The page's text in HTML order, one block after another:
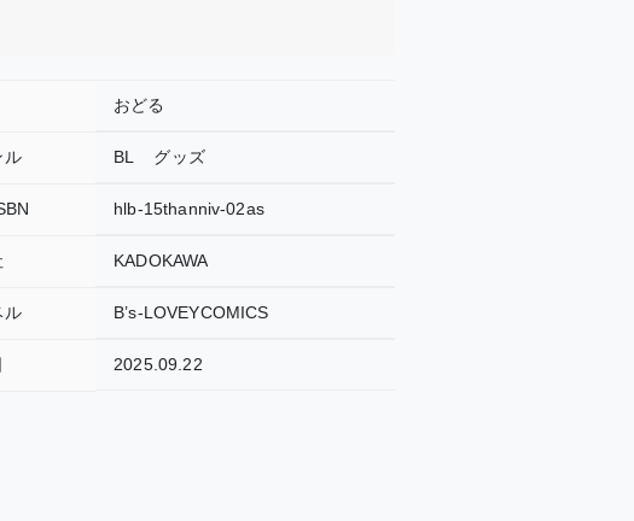
おどる
ル BL グッズ
hlb-15thanniv-02as
KADOKAWA
ル B’s-LOVEYCOMICS
2025.09.22